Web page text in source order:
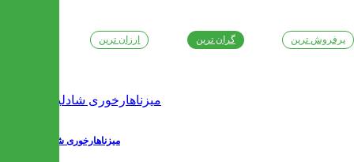
ارزان ترین گران ترین پرفروش ترین
میزناهارخوری شادلین